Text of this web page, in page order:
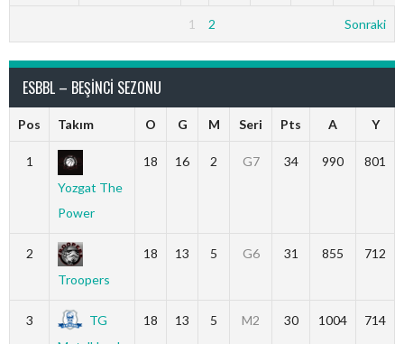
1 2 Sonraki
ESBBL – BEŞINCI SEZONU
Pos Takım O G M Seri Pts A Y
1
Yozgat The
Power
18 16 2 G7 34 990 801
2
Troopers
18 13 5 G6 31 855 712
3
TG
18 13 5 M2 30 1004 714